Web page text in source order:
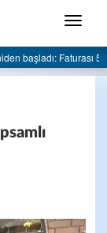
Menü
belediyeye sert